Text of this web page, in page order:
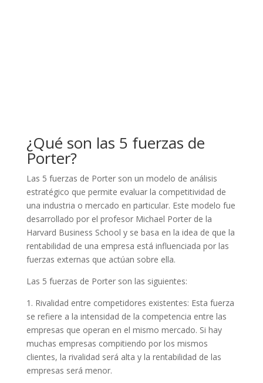
¿Qué son las 5 fuerzas de
Porter?
Las 5 fuerzas de Porter son un modelo de análisis
estratégico que permite evaluar la competitividad de
una industria o mercado en particular. Este modelo fue
desarrollado por el profesor Michael Porter de la
Harvard Business School y se basa en la idea de que la
rentabilidad de una empresa está influenciada por las
fuerzas externas que actúan sobre ella.
Las 5 fuerzas de Porter son las siguientes:
1. Rivalidad entre competidores existentes: Esta fuerza
se refiere a la intensidad de la competencia entre las
empresas que operan en el mismo mercado. Si hay
muchas empresas compitiendo por los mismos
clientes, la rivalidad será alta y la rentabilidad de las
empresas será menor.